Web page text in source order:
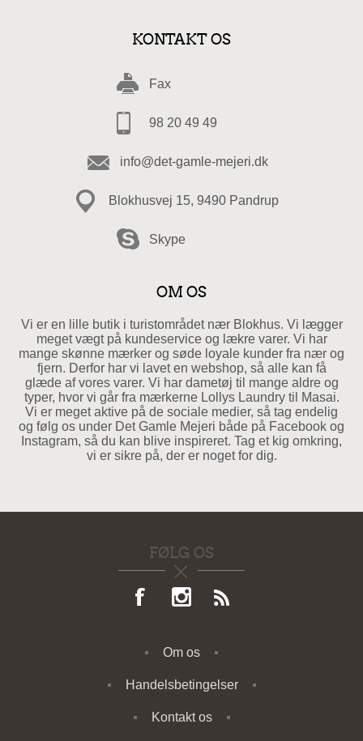
KONTAKT OS
Fax
98 20 49 49
info@det-gamle-mejeri.dk
Blokhusvej 15, 9490 Pandrup
Skype
OM OS
Vi er en lille butik i turistområdet nær Blokhus. Vi lægger
meget vægt på kundeservice og lækre varer. Vi har
mange skønne mærker og søde loyale kunder fra nær og
fjern. Derfor har vi lavet en webshop, så alle kan få
glæde af vores varer. Vi har dametøj til mange aldre og
typer, hvor vi går fra mærkerne Lollys Laundry til Masai.
Vi er meget aktive på de sociale medier, så tag endelig
og følg os under Det Gamle Mejeri både på Facebook og
Instagram, så du kan blive inspireret. Tag et kig omkring,
vi er sikre på, der er noget for dig.
FØLG OS
Om os
Handelsbetingelser
Kontakt os